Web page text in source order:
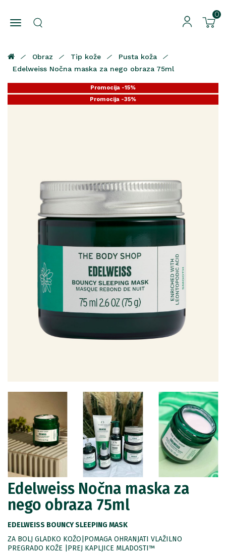
0
Obraz Tip kože
Pusta koža
Edelweiss Nočna maska za nego obraza 75ml
Promocija -15%
Promocija -25%
Promocija -35%
Edelweiss Nočna maska za
nego obraza 75ml
EDELWEISS BOUNCY SLEEPING MASK
ZA BOLJ GLADKO KOŽO|POMAGA OHRANJATI VLAŽILNO
PREGRADO KOŽE |PREJ KAPLJICE MLADOSTI™